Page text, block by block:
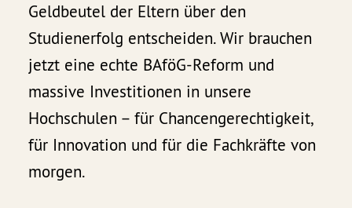
Geldbeutel der Eltern über den
Studienerfolg entscheiden. Wir brauchen
jetzt eine echte BAföG-Reform und
massive Investitionen in unsere
Hochschulen – für Chancengerechtigkeit,
für Innovation und für die Fachkräfte von
morgen.